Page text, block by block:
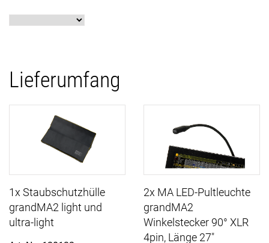
Lieferumfang
1x Staubschutzhülle
grandMA2 light und
ultra-light
2x MA LED-Pultleuchte
grandMA2
Winkelstecker 90° XLR
4pin, Länge 27"